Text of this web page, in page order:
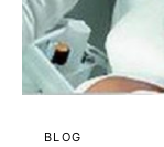
BLOG